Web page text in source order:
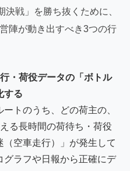
戦」を勝ち抜くために、
陣が動き出すべき3つの行
・荷役データの「ボトル
する
トのうち、どの荷主の、
る長時間の荷待ち・荷役
空車走行）」が発生して
グラフや日報から正確にデ